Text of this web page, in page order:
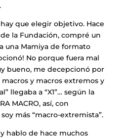
que elegir objetivo. Hace
la Fundación, compré un
una Mamiya de formato
No porque fuera mal
bueno, me decepcionó por
macros y macros extremos y
llegaba a “X1”… según la
MACRO, así, con
más “macro-extremista”.
hablo de hace muchos